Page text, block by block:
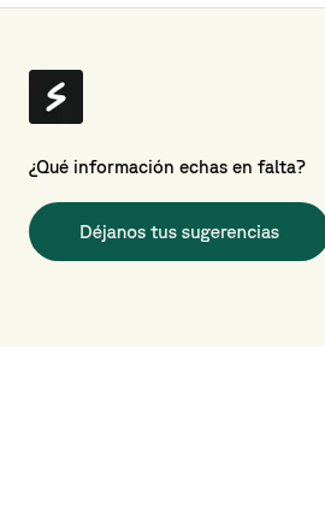
¿Qué información echas en falta?